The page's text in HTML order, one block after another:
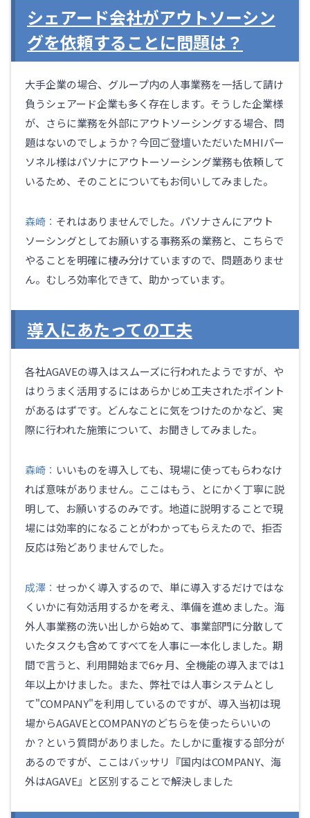
シェアード会社がアウトソーシン
グを依頼することに問題は？
大手企業の場合、グループ内の人事業務を一括して請け
負うシェアード企業も多く存在します。そうした企業様
が、さらに業務を外部にアウトソーシングする場合、問
題はないのでしょうか？今回ご登壇いただいたMHIパー
ソネル様はパソナにアウトーソーシング業務も依頼して
いるため、そのことについてもお伺いしてみました。
森崎： それはありませんでした。パソナさんにアウト
ソーシングとしてお願いする事務系の業務と、こちらで
やることを明確に棲み分けていますので、問題ありませ
ん。むしろ効率化できて、助かっています。
導入にあたっての工夫
各社AGAVEの導入はスムーズに行われたようですが、や
はりうまく活用するにはあらかじめ工夫されたポイント
があるはずです。どんなことに気をつけたのかなど、実
際に行われた施策について、お聞きしてみました。
森崎： いいものを導入しても、現場に使ってもらわなけ
れば意味がありません。ここはもう、とにかく丁寧に説
明して、お願いするのみです。地道に説明することで現
場には効率的になることがわかってもらえたので、拒否
反応は殆どありませんでした。
成澤： せっかく導入するので、単に導入するだけではな
くいかに有効活用するかを考え、準備を進めました。海
外人事業務の洗い出しから始めて、事業部門に分散して
いたタスクも含めてすべてを人事に一本化しました。期
間で言うと、利用開始まで6ヶ月、全機能の導入までは1
年以上かけました。また、弊社では人事システムとし
て"COMPANY"を利用しているのですが、導入当初は現
場からAGAVEとCOMPANYのどちらを使ったらいいの
か？という質問がありました。たしかに重複する部分が
あるのですが、ここはバッサリ『国内はCOMPANY、海
外はAGAVE』と区別することで解決しました